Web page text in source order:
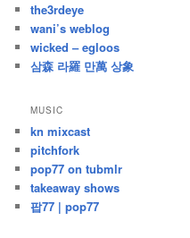
the3rdeye
wani’s weblog
wicked – egloos
삼森 라羅 만萬 상象
MUSIC
kn mixcast
pitchfork
pop77 on tubmlr
takeaway shows
팝77 | pop77